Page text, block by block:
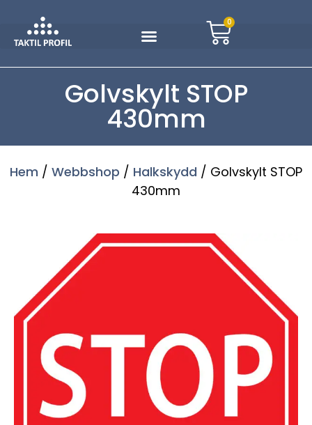
0
Golvskylt STOP
430mm
Hem / Webbshop / Halkskydd / Golvskylt STOP
430mm